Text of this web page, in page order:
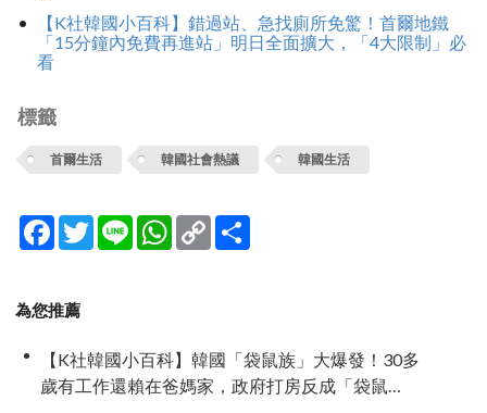
【K社韓國小百科】錯過站、急找廁所免驚！首爾地鐵
「15分鐘內免費再進站」明日全面擴大，「4大限制」必
看
標籤
首爾生活 韓國社會熱議 韓國生活
Facebook
TwitterLine WhatsApp
Copy
Link
為您推薦
【K社韓國小百科】韓國「袋鼠族」大爆發！30多
歲有工作還賴在爸媽家，政府打房反成「袋鼠